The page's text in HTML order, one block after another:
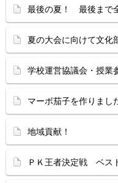
最後の夏！ 最後ま
夏の大会に向けて文化
学校運営協議会・授業
マーボ茄子を作りまし
地域貢献！
ＰＫ王者決定戦 ベス